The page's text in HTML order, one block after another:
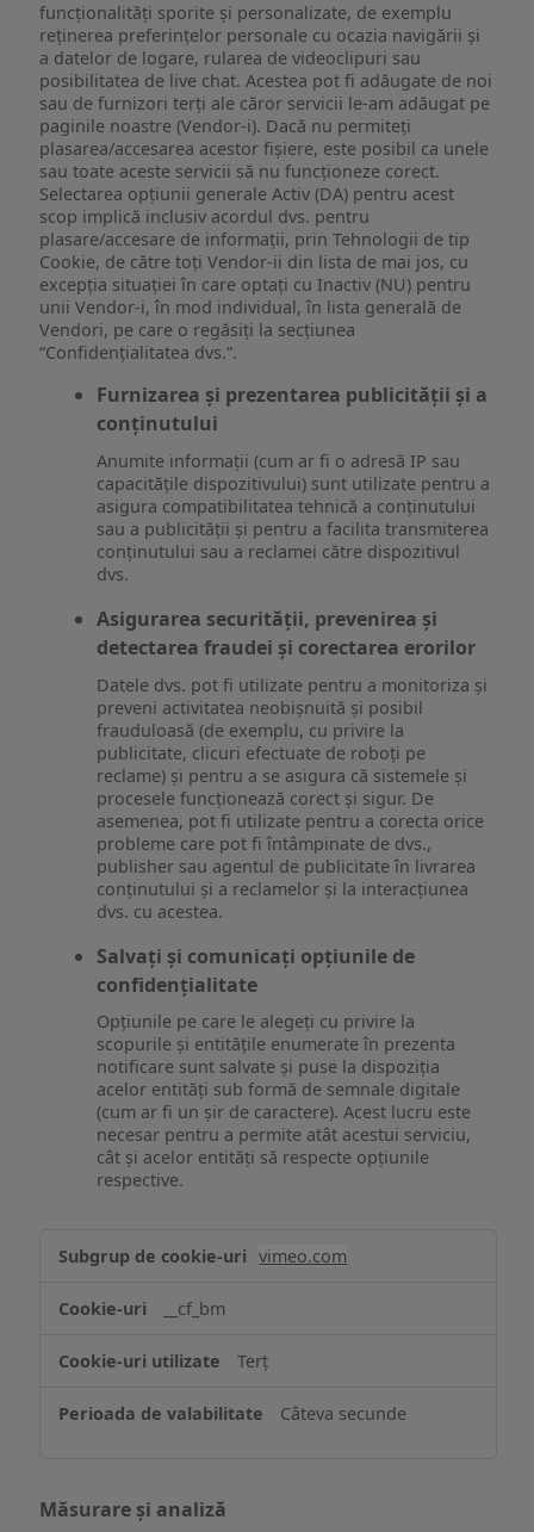
funcționalități sporite și personalizate, de exemplu
reţinerea preferinţelor personale cu ocazia navigării și
a datelor de logare, rularea de videoclipuri sau
posibilitatea de live chat. Acestea pot fi adăugate de noi
sau de furnizori terți ale căror servicii le-am adăugat pe
paginile noastre (Vendor-i). Dacă nu permiteți
plasarea/accesarea acestor fișiere, este posibil ca unele
sau toate aceste servicii să nu funcționeze corect.
Selectarea opțiunii generale Activ (DA) pentru acest
scop implică inclusiv acordul dvs. pentru
plasare/accesare de informații, prin Tehnologii de tip
Cookie, de către toți Vendor-ii din lista de mai jos, cu
excepția situației în care optați cu Inactiv (NU) pentru
unii Vendor-i, în mod individual, în lista generală de
Vendori, pe care o regăsiți la secțiunea
“Confidențialitatea dvs.”.
Furnizarea și prezentarea publicității și a
conținutului
Anumite informații (cum ar fi o adresă IP sau
capacitățile dispozitivului) sunt utilizate pentru a
asigura compatibilitatea tehnică a conținutului
sau a publicității și pentru a facilita transmiterea
conținutului sau a reclamei către dispozitivul
dvs.
Asigurarea securității, prevenirea și
detectarea fraudei și corectarea erorilor
Datele dvs. pot fi utilizate pentru a monitoriza și
preveni activitatea neobișnuită și posibil
frauduloasă (de exemplu, cu privire la
publicitate, clicuri efectuate de roboți pe
reclame) și pentru a se asigura că sistemele și
procesele funcționează corect și sigur. De
asemenea, pot fi utilizate pentru a corecta orice
probleme care pot fi întâmpinate de dvs.,
publisher sau agentul de publicitate în livrarea
conținutului și a reclamelor și la interacțiunea
dvs. cu acestea.
Salvați și comunicați opțiunile de
confidențialitate
Opțiunile pe care le alegeți cu privire la
scopurile și entitățile enumerate în prezenta
notificare sunt salvate și puse la dispoziția
acelor entități sub formă de semnale digitale
(cum ar fi un șir de caractere). Acest lucru este
necesar pentru a permite atât acestui serviciu,
cât și acelor entități să respecte opțiunile
respective.
funcționalităților
ului
vimeo.com
__cf_bm
Terț
Câteva secunde
Măsurare și analiză